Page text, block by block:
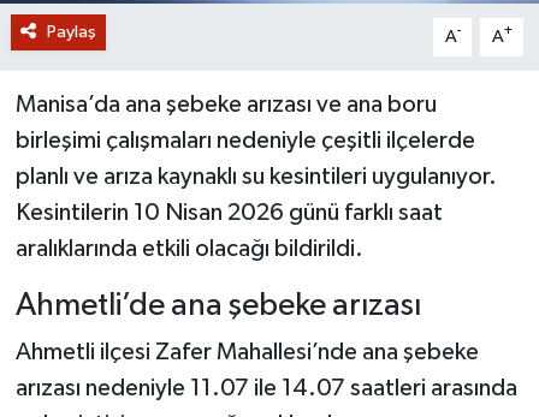
Paylaş A- A+
Manisa’da ana şebeke arızası ve ana boru
birleşimi çalışmaları nedeniyle çeşitli ilçelerde
planlı ve arıza kaynaklı su kesintileri uygulanıyor.
Kesintilerin 10 Nisan 2026 günü farklı saat
aralıklarında etkili olacağı bildirildi.
Ahmetli’de ana şebeke arızası
Ahmetli ilçesi Zafer Mahallesi’nde ana şebeke
arızası nedeniyle 11.07 ile 14.07 saatleri arasında